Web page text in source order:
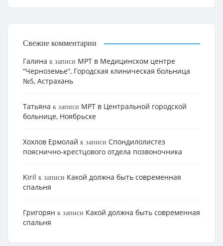
Свежие комментарии
Галина к записи МРТ в Медицинском центре
“Черноземье”, Городская клиническая больница
№5, Астрахань
Татьяна к записи МРТ в Центральной городской
больнице, Ноябрьске
Хохлов Ермолай к записи Cпондилолистез
пояснично-крестцового отдела позвоночника
Kiril к записи Какой должна быть современная
спальня
Григорян к записи Какой должна быть современная
спальня